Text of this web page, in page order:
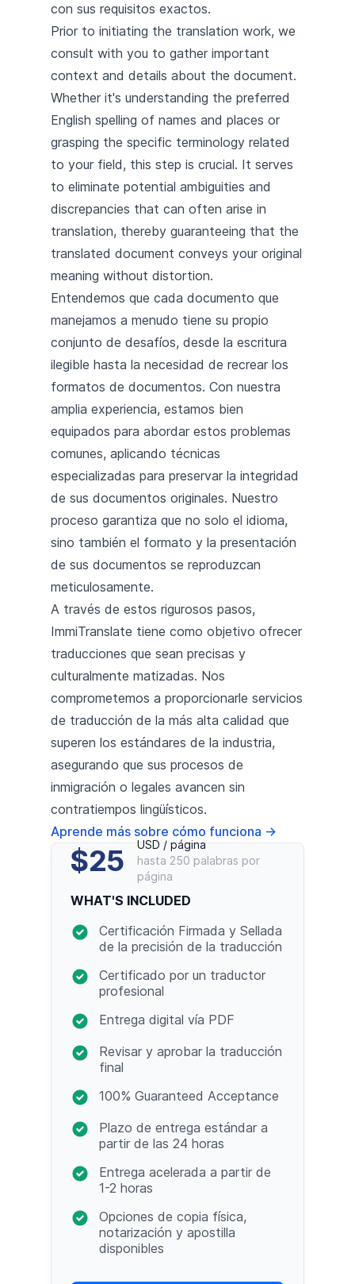
con sus requisitos exactos.
Prior to initiating the translation work, we
consult with you to gather important
context and details about the document.
Whether it's understanding the preferred
English spelling of names and places or
grasping the specific terminology related
to your field, this step is crucial. It serves
to eliminate potential ambiguities and
discrepancies that can often arise in
translation, thereby guaranteeing that the
translated document conveys your original
meaning without distortion.
Entendemos que cada documento que
manejamos a menudo tiene su propio
conjunto de desafíos, desde la escritura
ilegible hasta la necesidad de recrear los
formatos de documentos. Con nuestra
amplia experiencia, estamos bien
equipados para abordar estos problemas
comunes, aplicando técnicas
especializadas para preservar la integridad
de sus documentos originales. Nuestro
proceso garantiza que no solo el idioma,
sino también el formato y la presentación
de sus documentos se reproduzcan
meticulosamente.
A través de estos rigurosos pasos,
ImmiTranslate tiene como objetivo ofrecer
traducciones que sean precisas y
culturalmente matizadas. Nos
comprometemos a proporcionarle servicios
de traducción de la más alta calidad que
superen los estándares de la industria,
asegurando que sus procesos de
inmigración o legales avancen sin
contratiempos lingüísticos.
Aprende más sobre cómo funciona →
$25
USD / página
hasta 250 palabras por
página
WHAT'S INCLUDED
Certificación Firmada y Sellada
de la precisión de la traducción
Certificado por un traductor
profesional
Entrega digital vía PDF
Revisar y aprobar la traducción
final
100% Guaranteed Acceptance
Plazo de entrega estándar a
partir de las 24 horas
Entrega acelerada a partir de
1-2 horas
Opciones de copia física,
notarización y apostilla
disponibles